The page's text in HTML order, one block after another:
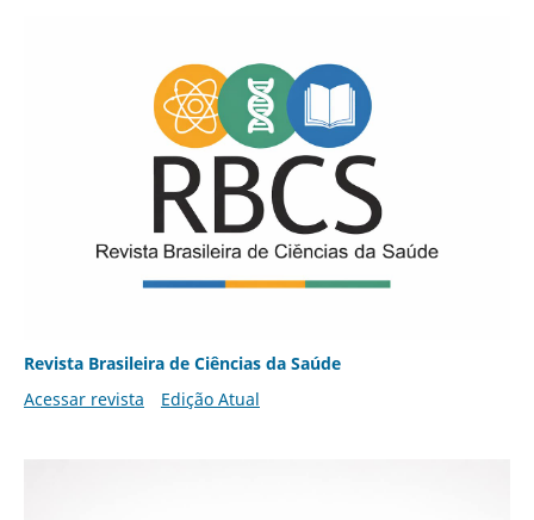
Revista Brasileira de Ciências da Saúde
Acessar revista
Edição Atual